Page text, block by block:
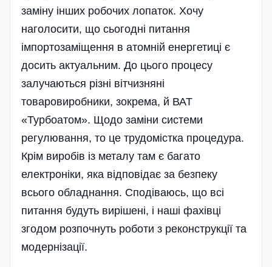
заміну інших робочих лопаток. Хочу
наголосити, що сьогодні питання
імпортозаміщення в атомній енергетиці є
досить актуальним. До цього процесу
залучаються різні вітчизняні
товаровиробники, зокрема, й ВАТ
«Турбоатом». Щодо заміни системи
регулювання, то це трудомістка процедура.
Крім виробів із металу там є багато
електроніки, яка відповідає за безпеку
всього обладнання. Сподіваюсь, що всі
питання будуть вирішені, і наші фахівці
згодом розпочнуть роботи з реконструкції та
модернізації.